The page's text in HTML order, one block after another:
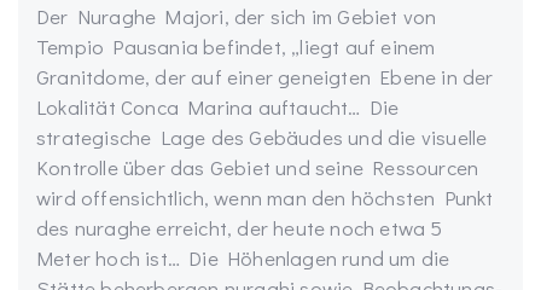
Der Nuraghe Majori, der sich im Gebiet von
Tempio Pausania befindet, „liegt auf einem
Granitdome, der auf einer geneigten Ebene in der
Lokalität Conca Marina auftaucht… Die
strategische Lage des Gebäudes und die visuelle
Kontrolle über das Gebiet und seine Ressourcen
wird offensichtlich, wenn man den höchsten Punkt
des nuraghe erreicht, der heute noch etwa 5
Meter hoch ist… Die Höhenlagen rund um die